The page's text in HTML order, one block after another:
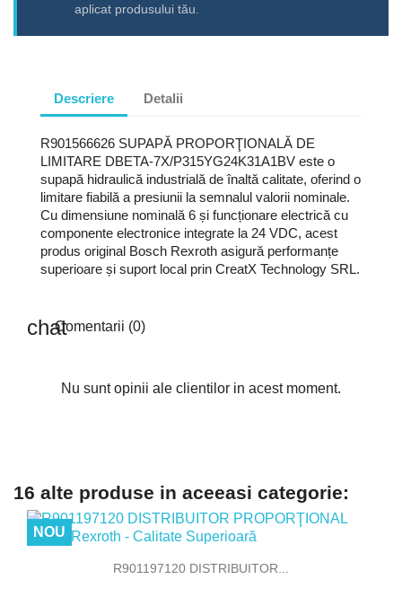
aplicat produsului tău.
Descriere Detalii
R901566626 SUPAPĂ PROPORŢIONALĂ DE
LIMITARE DBETA-7X/P315YG24K31A1BV este o
supapă hidraulică industrială de înaltă calitate, oferind o
limitare fiabilă a presiunii la semnalul valorii nominale.
Cu dimensiune nominală 6 și funcționare electrică cu
componente electronice integrate la 24 VDC, acest
produs original Bosch Rexroth asigură performanțe
superioare și suport local prin CreatX Technology SRL.
Comentarii (0)
Nu sunt opinii ale clientilor in acest moment.
16 alte produse in aceeasi categorie:
R901197120 DISTRIBUITOR...
NOU